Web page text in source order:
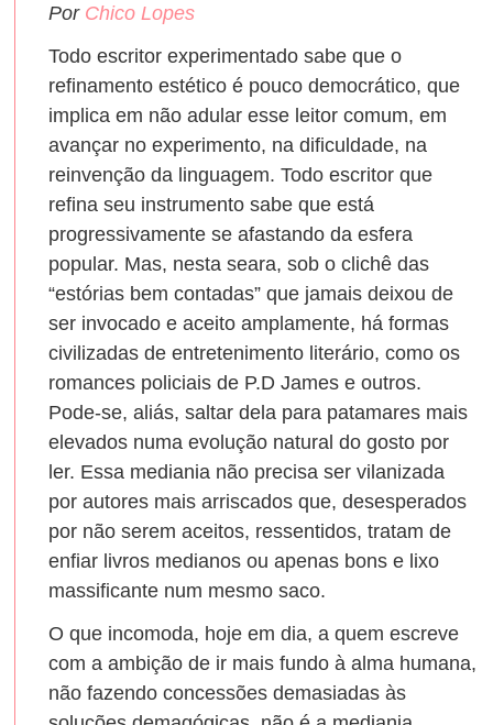
Por Chico Lopes
Todo escritor experimentado sabe que o
refinamento estético é pouco democrático, que
implica em não adular esse leitor comum, em
avançar no experimento, na dificuldade, na
reinvenção da linguagem. Todo escritor que
refina seu instrumento sabe que está
progressivamente se afastando da esfera
popular. Mas, nesta seara, sob o clichê das
“estórias bem contadas” que jamais deixou de
ser invocado e aceito amplamente, há formas
civilizadas de entretenimento literário, como os
romances policiais de P.D James e outros.
Pode-se, aliás, saltar dela para patamares mais
elevados numa evolução natural do gosto por
ler. Essa mediania não precisa ser vilanizada
por autores mais arriscados que, desesperados
por não serem aceitos, ressentidos, tratam de
enfiar livros medianos ou apenas bons e lixo
massificante num mesmo saco.
O que incomoda, hoje em dia, a quem escreve
com a ambição de ir mais fundo à alma humana,
não fazendo concessões demasiadas às